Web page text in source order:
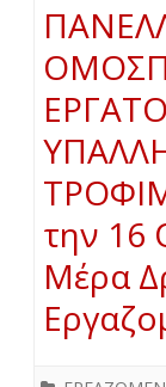
την 16
Μέρα